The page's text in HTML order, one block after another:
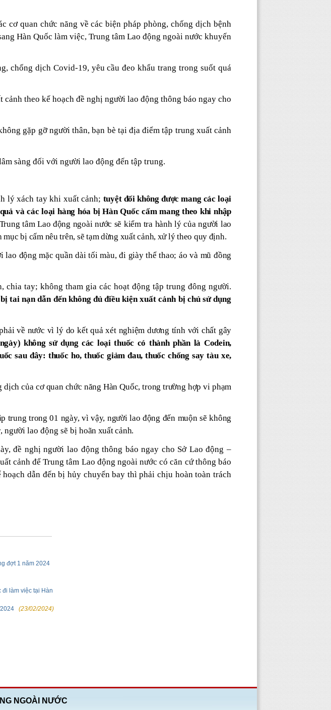
cơ quan chức năng về các biện pháp phòng, chống dịch bệnh
Hàn Quốc làm việc, Trung tâm Lao động ngoài nước khuyến
chống dịch Covid-19, yêu cầu đeo khẩu trang trong suốt quá
theo kế hoạch đề nghị người lao động thông báo ngay cho
gặp gỡ người thân, bạn bè tại địa điểm tập trung xuất cảnh
sàng đối với người lao động đến tập trung.
lý xách tay khi xuất cảnh; tuyệt đối không được mang các loại
và các loại hàng hóa bị Hàn Quốc cấm mang theo khi nhập
tâm Lao động ngoài nước sẽ kiểm tra hành lý của người lao
bị cấm nêu trên, sẽ tạm dừng xuất cảnh, xử lý theo quy định.
động mặc quần dài tối màu, đi giày thể thao; áo và mũ đồng
tay; không tham gia các hoạt động tập trung đông người.
tai nạn dẫn đến không đủ điều kiện xuất cảnh bị chủ sử dụng
về nước vì lý do kết quả xét nghiệm dương tính với chất gây
không sử dụng các loại thuốc có thành phần là Codein,
sau đây: thuốc ho, thuốc giảm đau, thuốc chống say tàu xe,
của cơ quan chức năng Hàn Quốc, trong trường hợp vi phạm
trung trong 01 ngày, vì vậy, người lao động đến muộn sẽ không
người lao động sẽ bịhoãn xuất cảnh.
đề nghị người lao động thông báo ngay cho Sở Lao động –
cảnh để Trung tâm Lao động ngoài nước có căn cứ thông báo
dẫn đến bị hủy chuyến bay thì phải chịu hoàn toàn trách
đợt 1 năm 2024
đi làm việc tại Hàn
(23/02/2024)
NGOÀI NƯỚC